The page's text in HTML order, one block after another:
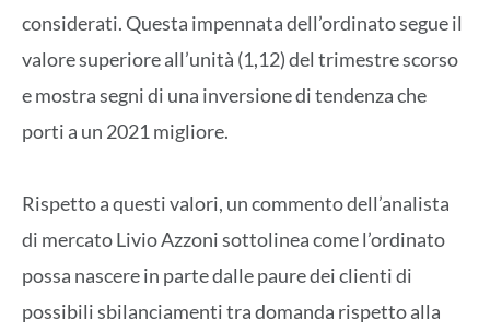
considerati. Questa impennata dell’ordinato segue il
valore superiore all’unità (1,12) del trimestre scorso
e mostra segni di una inversione di tendenza che
porti a un 2021 migliore.
Rispetto a questi valori, un commento dell’analista
di mercato Livio Azzoni sottolinea come l’ordinato
possa nascere in parte dalle paure dei clienti di
possibili sbilanciamenti tra domanda rispetto alla